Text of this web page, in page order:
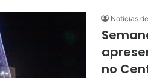
Notícias
no